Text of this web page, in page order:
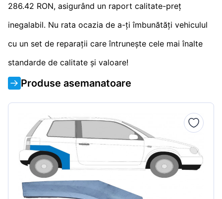
286.42 RON, asigurând un raport calitate-preț
inegalabil. Nu rata ocazia de a-ți îmbunătăți vehiculul
cu un set de reparații care întrunește cele mai înalte
standarde de calitate și valoare!
Produse asemanatoare